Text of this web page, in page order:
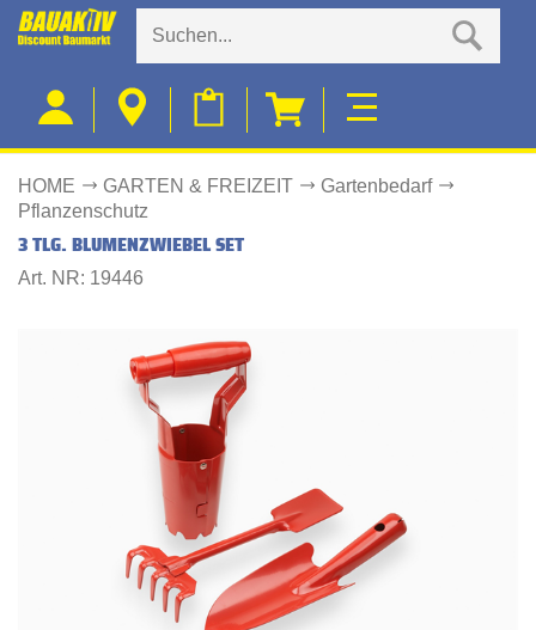
HOME GARTEN & FREIZEIT
Gartenbedarf
Pflanzenschutz
3 TLG. BLUMENZWIEBEL SET
Art. NR: 19446